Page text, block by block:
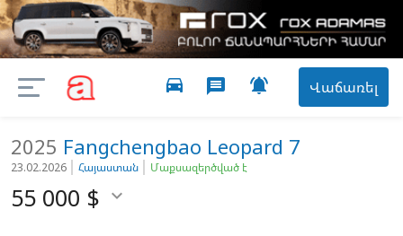
Վաճառել

message
directions_car
2025 Fangchengbao Leopard 7
23.02.2026 Հայաստան Մաքսազերծված է
55 000 $ 